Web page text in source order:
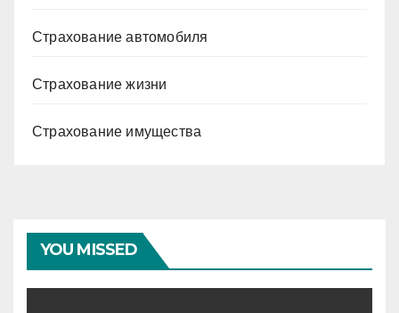
Страхование автомобиля
Страхование жизни
Страхование имущества
YOU MISSED